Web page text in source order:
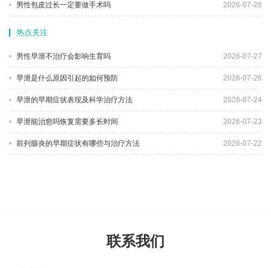
男性包皮过长一定要做手术吗 2026-07-28
热点关注
男性早泄不治疗会影响生育吗 2026-07-27
早泄是什么原因引起的如何预防 2026-07-26
早泄的早期症状表现及科学治疗方法 2026-07-24
早泄能治愈吗恢复需要多长时间 2026-07-23
前列腺炎的早期症状有哪些与治疗方法 2026-07-22
联系我们